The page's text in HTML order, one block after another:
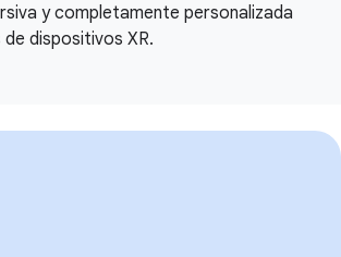
y completamente personalizada
dispositivos XR.